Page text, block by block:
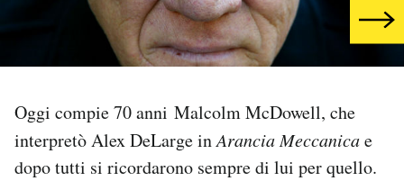
PODCAST
I MIEI PREFERITI
Oggi compie 70 anni Malcolm McDowell, che
interpretò Alex DeLarge inArancia Meccanicae
dopo tutti si ricordarono sempre di lui per quello.